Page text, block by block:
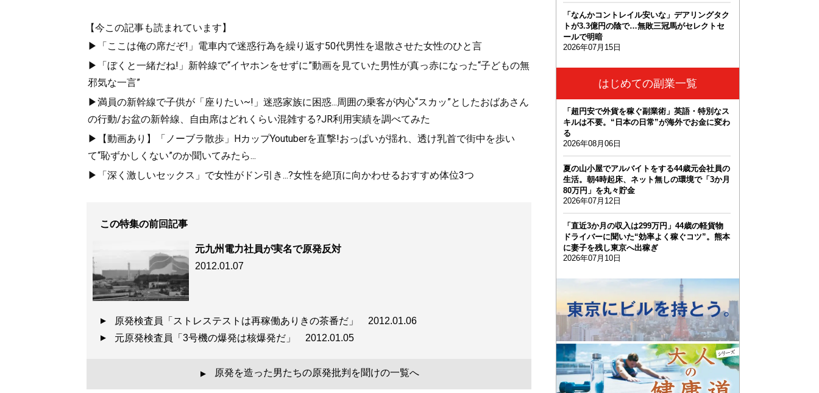
【今この記事も読まれています】
▶「ここは俺の席だぞ!」電車内で迷惑行為を繰り返す50代男性を退散させた女性のひと言
▶「ぼくと一緒だね!」新幹線で“イヤホンをせずに”動画を見ていた男性が真っ赤になった“子どもの無
邪気な一言”
▶満員の新幹線で子供が「座りたい~!」迷惑家族に困惑...周囲の乗客が内心“スカッ”としたおばあさん
の行動/お盆の新幹線、自由席はどれくらい混雑する?JR利用実績を調べてみた
▶【動画あり】「ノーブラ散歩」HカップYoutuberを直撃!おっぱいが揺れ、透け乳首で街中を歩い
て“恥ずかしくない”のか聞いてみたら...
▶「深く激しいセックス」で女性がドン引き...?女性を絶頂に向かわせるおすすめ体位3つ
この特集の前回記事
元九州電力社員が実名で原発反対
2012.01.07
原発検査員「ストレステストは再稼働ありきの茶番だ」 2012.01.06
元原発検査員「3号機の爆発は核爆発だ」 2012.01.05
▲ 原発を造った男たちの原発批判を聞けの一覧へ
「なんかコントレイル安いな」デアリングタク
トが3.3億円の陰で…無敗三冠馬がセレクトセ
ールで明暗
2026年07月15日
はじめての副業一覧
「超円安で外貨を稼ぐ副業術」英語・特別なス
キルは不要。“日本の日常”が海外でお金に変わ
る
2026年08月06日
夏の山小屋でアルバイトをする44歳元会社員の
生活。朝4時起床、ネット無しの環境で「3か月
80万円」を丸々貯金
2026年07月12日
「直近3か月の収入は299万円」44歳の軽貨物
ドライバーに聞いた“効率よく稼ぐコツ”。熊本
に妻子を残し東京へ出稼ぎ
2026年07月10日